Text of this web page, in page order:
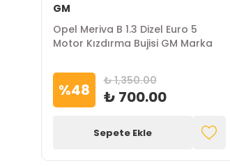
GM
Opel Meriva B 1.3 Dizel Euro 5
Motor Kızdırma Bujisi GM Marka
%48 ₺ 1,350.00
₺ 700.00
Sepete Ekle